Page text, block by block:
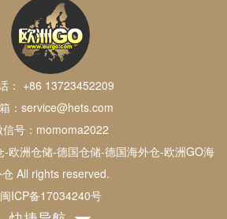
： +86 13723452209
：service@hets.com
信号：momoma2022
欧洲仓储-德国仓储-德国海外仓-欧洲GO海
All rights reserved.
闽ICP备17034240号